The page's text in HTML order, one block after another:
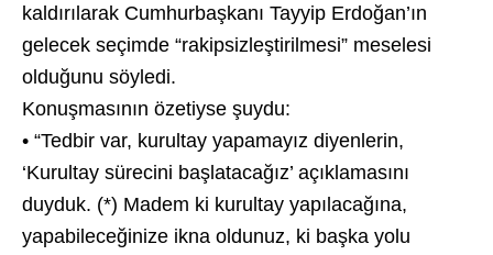
kaldırılarak Cumhurbaşkanı Tayyip Erdoğan’ın
gelecek seçimde “rakipsizleştirilmesi” meselesi
olduğunu söyledi.
Konuşmasının özetiyse şuydu:
• “Tedbir var, kurultay yapamayız diyenlerin,
‘Kurultay sürecini başlatacağız’ açıklamasını
duyduk. (*) Madem ki kurultay yapılacağına,
yapabileceğinize ikna oldunuz, ki başka yolu